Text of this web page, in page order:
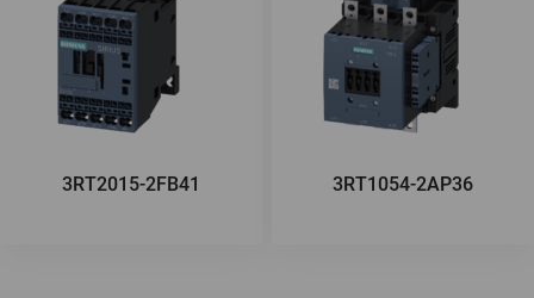
3RT2015-2FB41 3RT1054-2AP36